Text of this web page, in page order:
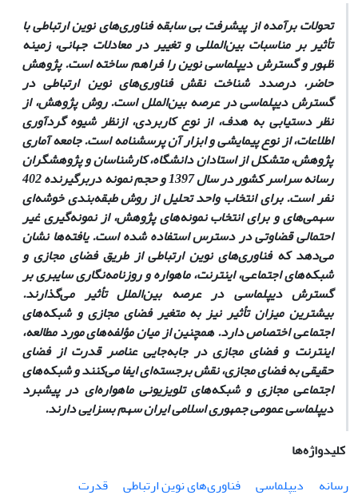
تحولات برآمده از پیشرفت بی­ سابقه فناوری‌های نوین ارتباطی با
تأثیر بر مناسبات بین‌المللی و تغییر در معادلات جهانی، زمینه
ظهور و گسترش دیپلماسی نوین را فراهم ساخته است. پژوهش
حاضر، درصدد شناخت نقش فناوری‌های نوین ارتباطی در
گسترش دیپلماسی در عرصه بین‌الملل است. روش پژوهش، از
نظر دستیابی به هدف، از نوع کاربردی، ازنظر شیوه گردآوری
اطلاعات، از نوع پیمایشی و ابزار آن پرسشنامه است. جامعه آماری
پژوهش، متشکل از استادان دانشگاه، کارشناسان و پژوهشگران
رسانه سراسر کشور در سال 1397 و حجم نمونه دربرگیرنده 402
نفر است. برای انتخاب واحد تحلیل از روش طبقه‌بندی خوشه‌­ای
سهمی‌ه­ای و برای انتخاب نمونه‌های پژوهش، از نمونه­‌گیری غیر
احتمالی قضاوتی در دسترس استفاده شده است. یافته‌ها نشان
می‌دهد که فناوری‌های نوین ارتباطی از طریق فضای مجازی و
شبکه‌های اجتماعی، اینترنت، ماهواره و روزنامه‌­نگاری سایبری بر
گسترش دیپلماسی در عرصه بین­‌الملل تأثیر می­‌گذارند.
بیشترین میزان تأثیر نیز به متغیر فضای مجازی و شبکه‌های
اجتماعی اختصاص دارد. همچنین از میان مؤلفه‌های مورد مطالعه،
اینترنت و فضای مجازی در جابه‌جایی عناصر قدرت از فضای
حقیقی به فضای مجازی، نقش برجسته‌­ای ایفا می­‌کنند و شبکه­‌های
اجتماعی مجازی و شبکه‌­های تلویزیونی ماهواره‌ای در پیشبرد
دیپلماسی عمومی جمهوری اسلامی ایران سهم بسزایی دارند.
کلیدواژه‌ها
رسانه
دیپلماسی فناوری‌های نوین ارتباطی
قدرت